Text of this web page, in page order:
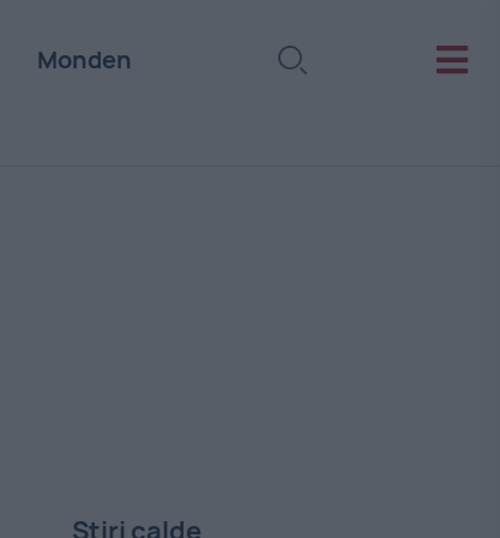
Monden
Stiri calde